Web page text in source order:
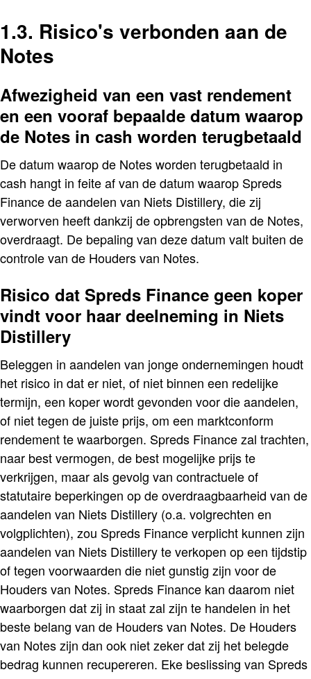
1.3. Risico's verbonden aan de
Notes
Afwezigheid van een vast rendement
en een vooraf bepaalde datum waarop
de Notes in cash worden terugbetaald
De datum waarop de Notes worden terugbetaald in
cash hangt in feite af van de datum waarop Spreds
Finance de aandelen van Niets Distillery, die zij
verworven heeft dankzij de opbrengsten van de Notes,
overdraagt. De bepaling van deze datum valt buiten de
controle van de Houders van Notes.
Risico dat Spreds Finance geen koper
vindt voor haar deelneming in Niets
Distillery
Beleggen in aandelen van jonge ondernemingen houdt
het risico in dat er niet, of niet binnen een redelijke
termijn, een koper wordt gevonden voor die aandelen,
of niet tegen de juiste prijs, om een marktconform
rendement te waarborgen. Spreds Finance zal trachten,
naar best vermogen, de best mogelijke prijs te
verkrijgen, maar als gevolg van contractuele of
statutaire beperkingen op de overdraagbaarheid van de
aandelen van Niets Distillery (o.a. volgrechten en
volgplichten), zou Spreds Finance verplicht kunnen zijn
aandelen van Niets Distillery te verkopen op een tijdstip
of tegen voorwaarden die niet gunstig zijn voor de
Houders van Notes. Spreds Finance kan daarom niet
waarborgen dat zij in staat zal zijn te handelen in het
beste belang van de Houders van Notes. De Houders
van Notes zijn dan ook niet zeker dat zij het belegde
bedrag kunnen recupereren. Eke beslissing van Spreds